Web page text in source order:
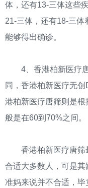
体，还有13-三体这些
21-三体，还有18-三
能够得出确诊。
4、香港柏新医疗唐
同，香港柏新医疗无
港柏新医疗唐筛则是
般是在60到70%之间。
香港柏新医疗唐筛
合适大多数人，可是
准妈来说并不合适，